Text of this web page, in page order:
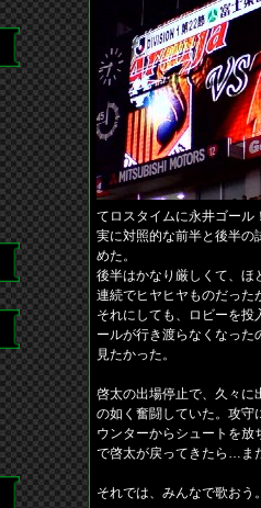
てロスタイムに永井ゴール
実に対照的な前半と後半の
めた。
後半はかなり厳しくて、ほ
連続でヒヤヒヤものだった
それにしても、ロビーを
ールが行き渡らなくなっ
見たかった。
啓太の出場停止で、久々に
の如く奮闘していた。攻守
ウンターからシュートを
で啓太が戻ってきたら…ま
それでは、みんなで歌おう